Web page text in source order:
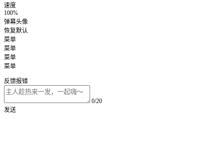
速度
100%
弹幕头像
恢复默认
菜单
菜单
菜单
菜单
反馈报错
0/20
发送